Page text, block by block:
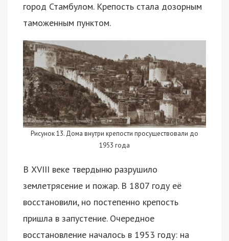
город Стамбулом. Крепость стала дозорным
таможенным пунктом.
Рисунок 13. Дома внутри крепости просуществовали до
1953 года
В XVIII веке твердыню разрушило
землетрясение и пожар. В 1807 году её
восстановили, но постепенно крепость
пришла в запустение. Очередное
восстановление началось в 1953 году: на